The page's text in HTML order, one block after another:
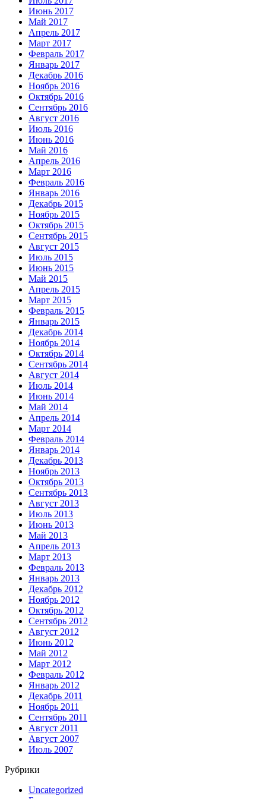
Июнь 2017
Май 2017
Апрель 2017
Март 2017
Февраль 2017
Январь 2017
Декабрь 2016
Ноябрь 2016
Октябрь 2016
Сентябрь 2016
Август 2016
Июль 2016
Июнь 2016
Май 2016
Апрель 2016
Март 2016
Февраль 2016
Январь 2016
Декабрь 2015
Ноябрь 2015
Октябрь 2015
Сентябрь 2015
Август 2015
Июль 2015
Июнь 2015
Май 2015
Апрель 2015
Март 2015
Февраль 2015
Январь 2015
Декабрь 2014
Ноябрь 2014
Октябрь 2014
Сентябрь 2014
Август 2014
Июль 2014
Июнь 2014
Май 2014
Апрель 2014
Март 2014
Февраль 2014
Январь 2014
Декабрь 2013
Ноябрь 2013
Октябрь 2013
Сентябрь 2013
Август 2013
Июль 2013
Июнь 2013
Май 2013
Апрель 2013
Март 2013
Февраль 2013
Январь 2013
Декабрь 2012
Ноябрь 2012
Октябрь 2012
Сентябрь 2012
Август 2012
Июнь 2012
Май 2012
Март 2012
Февраль 2012
Январь 2012
Декабрь 2011
Ноябрь 2011
Сентябрь 2011
Август 2011
Август 2007
Июль 2007
Рубрики
Uncategorized